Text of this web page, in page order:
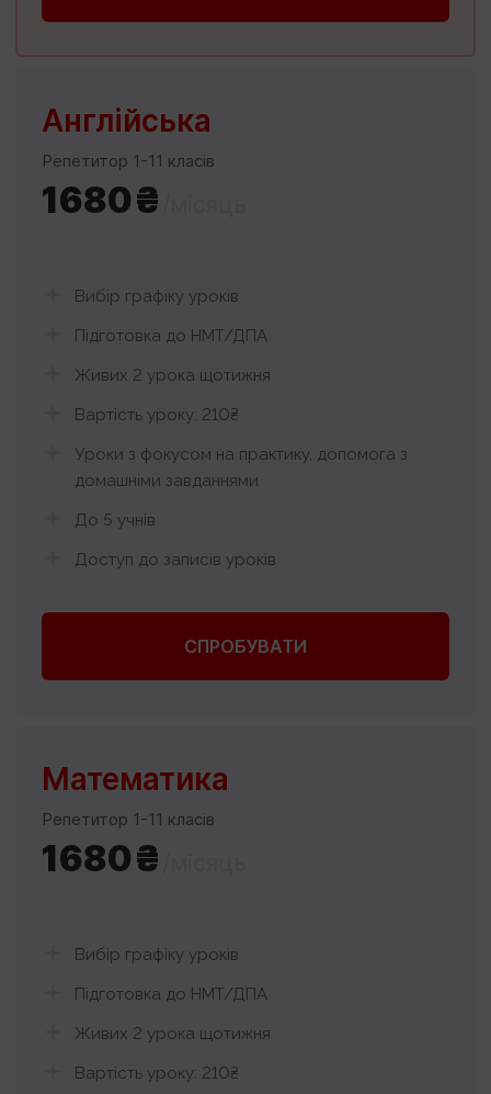
Англійська
Репетитор 1-11 класів
1680₴
Вибір графіку уроків
Підготовка до НМТ/ДПА
Живих 2 урока щотижня
Вартість уроку: 210₴
Уроки з фокусом на практику, допомога з
домашніми завданнями
До 5 учнів
Доступ до записів уроків
СПРОБУВАТИ
Математика
Репетитор 1-11 класів
1680₴
Вибір графіку уроків
Підготовка до НМТ/ДПА
Живих 2 урока щотижня
Вартість уроку: 210₴